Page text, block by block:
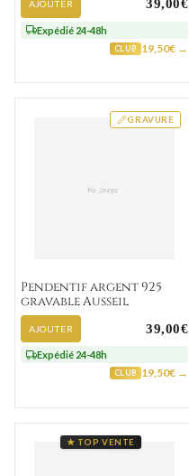
AJOUTER 39,00€
Expédié 24-48h
CLUB 19,50€ →
GRAVURE
Pendentif argent 925
gravable Ausseil
AJOUTER 39,00€
Expédié 24-48h
CLUB 19,50€ →
★ TOP VENTE